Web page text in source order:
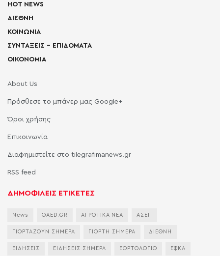
HOT NEWS
ΔΙΕΘΝΗ
ΚΟΙΝΩΝΙΑ
ΣΥΝΤΑΞΕΙΣ – ΕΠΙΔΟΜΑΤΑ
ΟΙΚΟΝΟΜΙΑ
About Us
Πρόσθεσε το μπάνερ μας Google+
Όροι χρήσης
Επικοινωνία
Διαφημιστείτε στο tilegrafimanews.gr
RSS feed
ΔΗΜΟΦΙΛΕΙΣ ΕΤΙΚΕΤΕΣ
News OAED.GR ΑΓΡΟΤΙΚΑ ΝΕΑ ΑΣΕΠ
ΓΙΟΡΤΑΖΟΥΝ ΣΗΜΕΡΑ ΓΙΟΡΤΗ ΣΗΜΕΡΑ ΔΙΕΘΝΗ
ΕΙΔΗΣΕΙΣ ΕΙΔΗΣΕΙΣ ΣΗΜΕΡΑ ΕΟΡΤΟΛΟΓΙΟ ΕΦΚΑ